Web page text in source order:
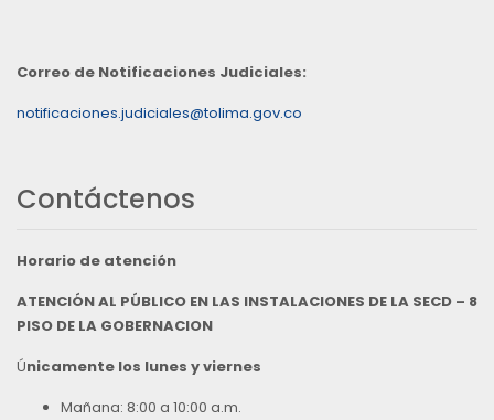
Correo de Notificaciones Judiciales:
notificaciones.judiciales@tolima.gov.co
Contáctenos
Horario de atención
ATENCIÓN AL PÚBLICO EN LAS INSTALACIONES DE LA SECD – 8
PISO DE LA GOBERNACION
Únicamente los lunes y viernes
Mañana: 8:00 a 10:00 a.m.